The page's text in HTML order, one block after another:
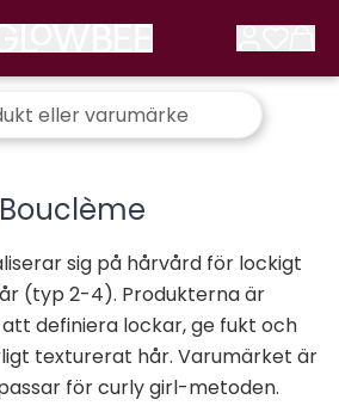
Bouclème
sig på hårvård för lockigt
(typ 2-4). Produkterna är
definiera lockar, ge fukt och
texturerat hår. Varumärket är
för curly girl-metoden.